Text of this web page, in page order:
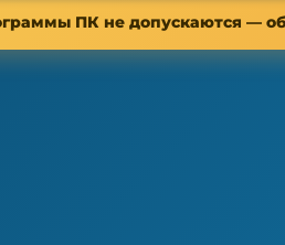
ПК не допускаются —